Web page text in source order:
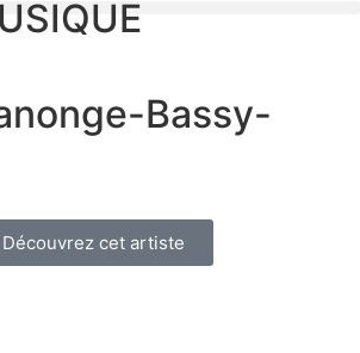
Bassy-
Découvrez cet artiste